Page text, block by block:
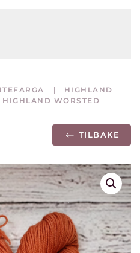
HIGHLAND
WORSTED
TILBAKE